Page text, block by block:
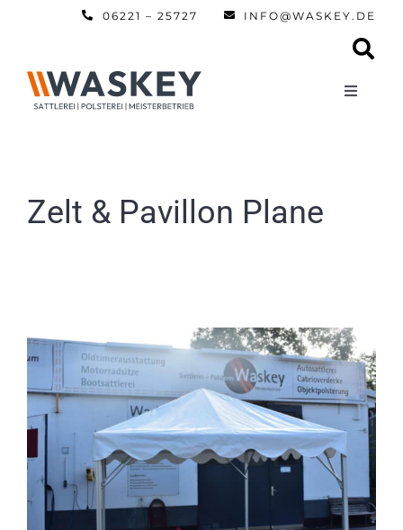
06221 – 25727 INFO@WASKEY.DE
Toggle
Partner
Kontakt
Zelt & Pavillon Plane